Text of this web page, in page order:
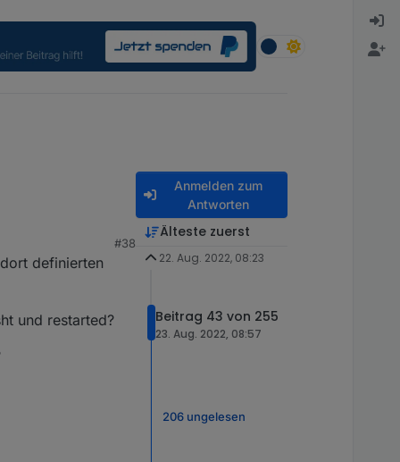
schon seit 13.
@types/.iobroker-H0DYMotS
@types/.tough-cookie-ZhFQ7n2j
@types/.caseless-E7EBKTiW
@types/.node-f0Rqzy2m
zumindest
#38
definierten
und restarted?
Anmelden zum
Antworten
Älteste zuerst
22. Aug. 2022, 08:23
Beitrag 43 von 255
23. Aug. 2022, 08:57
206 ungelesen